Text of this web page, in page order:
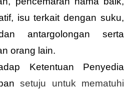
isu terkait dengan suku,
antargolongan serta
orang lain.
Ketentuan Penyedia
setuju untuk mematuhi